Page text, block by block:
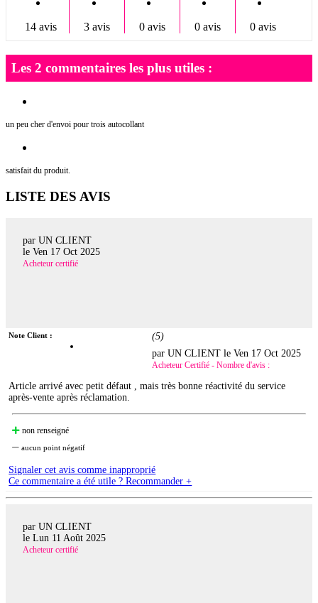
14 avis 3 avis 0 avis 0 avis 0 avis
Les 2 commentaires les plus utiles :
un peu cher d'envoi pour trois autocollant
satisfait du produit.
LISTE DES AVIS
par UN CLIENT
le Ven 17 Oct 2025
Acheteur certifié
Note Client : (5)
par UN CLIENT leVen 17 Oct 2025
Acheteur Certifié - Nombre d'avis :
Article arrivé avec petit défaut , mais très bonne réactivité du service
après-vente après réclamation.
non renseigné
aucun point négatif
Signaler cet avis comme inapproprié
Ce commentaire a été utile ? Recommander +
par UN CLIENT
le Lun 11 Août 2025
Acheteur certifié